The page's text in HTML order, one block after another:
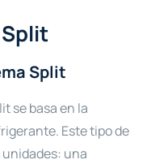
Split
se basa en la
Este tipo de
una